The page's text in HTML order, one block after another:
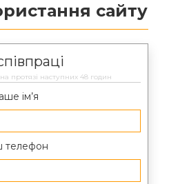
сайту
протязі наступних 48 годин
ім’я
телефон